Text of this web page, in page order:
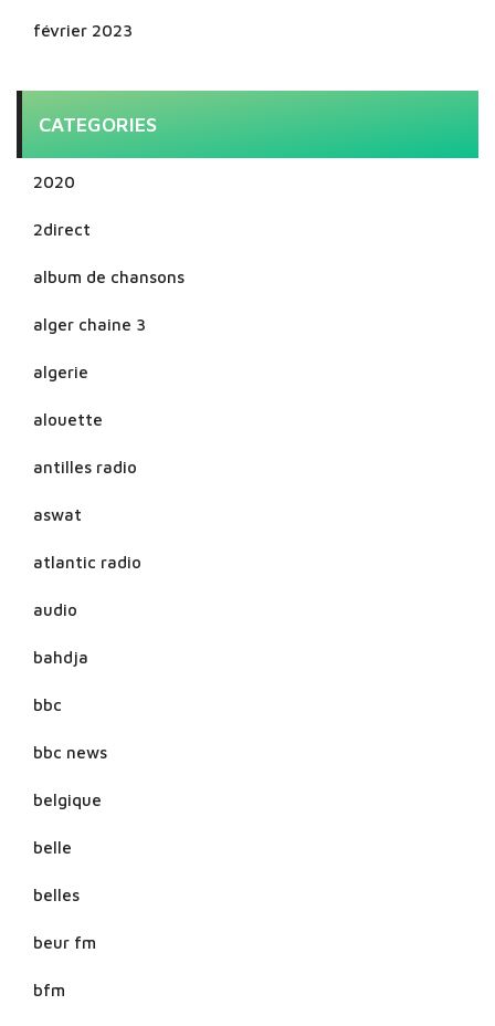
février 2023
CATEGORIES
2020
2direct
album de chansons
alger chaine 3
algerie
alouette
antilles radio
aswat
atlantic radio
audio
bahdja
bbc
bbc news
belgique
belle
belles
beur fm
bfm